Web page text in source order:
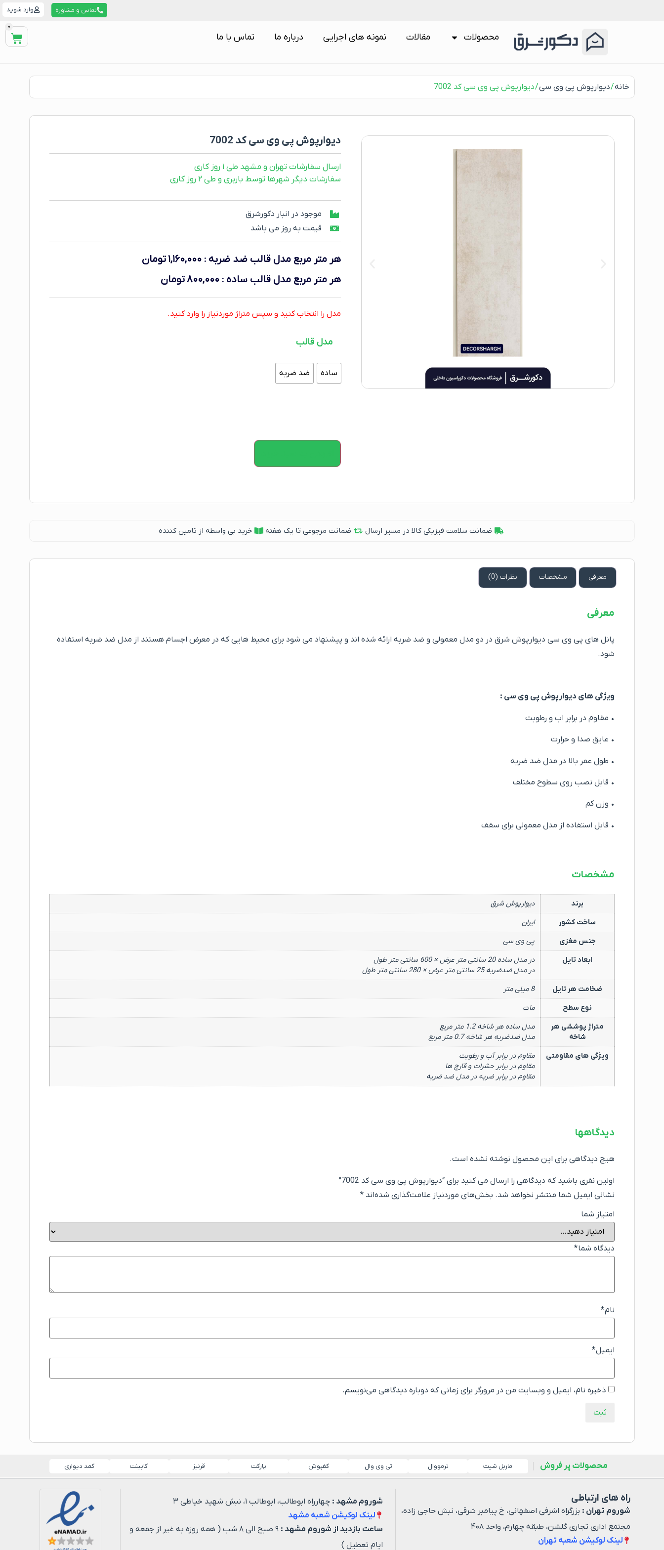
تماس و مشاوره وارد شوید
محصولات مقالات نمونه های اجرایی درباره ما تماس با ما
0
خانه/دیوارپوش پی وی سی/ دیوارپوش پی وی سی کد 7002
دیوارپوش پی وی سی کد 7002
ارسال سفارشات تهران و مشهد طی ۱ روز کاری
سفارشات دیگر شهرها توسط باربری و طی ۲ روز کاری
موجود در انبار دکورشرق
قیمت به روز می باشد
هر متر مربع مدل قالب ضد ضربه : ۱,۱۶۰,۰۰۰تومان
هر متر مربع مدل قالب ساده : ۸۰۰,۰۰۰تومان
مدل را انتخاب کنید و سپس متراژ موردنیاز را وارد کنید.
مدل قالب
ساده ضد ضربه
ضمانت سلامت فیزیکی کالا در مسیر ارسال ضمانت مرجوعی تا یک هفته خرید بی واسطه از تامین کننده
معرفی مشخصات نظرات (0)
معرفی
پانل های پی وی سی دیوارپوش شرق در دو مدل معمولی و ضد ضربه ارائه شده اند و پیشنهاد می شود برای محیط هایی که در معرض اجسام هستند از مدل ضد ضربه استفاده
شود.
ویژگی های دیوارپوش پی وی سی :
• مقاوم در برابر اب و رطوبت
• عایق صدا و حرارت
• طول عمر بالا در مدل ضد ضربه
• قابل نصب روی سطوح مختلف
• وزن کم
• قابل استفاده از مدل معمولی برای سقف
مشخصات
برند
دیوارپوش شرق
ساخت کشور
ایران
جنس مغزی
پی وی سی
ابعاد تایل
در مدل ساده 20 سانتی متر عرض × 600 سانتی متر طول
در مدل ضدضربه 25 سانتی متر عرض × 280 سانتی متر طول
ضخامت هر تایل
8 میلی متر
نوع سطح
مات
متراژ پوششی هر
شاخه
مدل ساده هر شاخه 1.2 متر مربع
مدل ضدضربه هر شاخه 0.7 متر مربع
ویژگی های مقاومتی
مقاوم در برابر آب و رطوبت
مقاوم در برابر حشرات و قارچ ها
مقاوم در برابر ضربه در مدل ضد ضربه
دیدگاهها
هیچ دیدگاهی برای این محصول نوشته نشده است.
اولین نفری باشید که دیدگاهی را ارسال می کنید برای “دیوارپوش پی وی سی کد 7002”
نشانی ایمیل شما منتشر نخواهد شد. بخش‌های موردنیاز علامت‌گذاری شده‌اند *
امتیاز شما
دیدگاه شما*
نام*
ایمیل*
ذخیره نام، ایمیل و وبسایت من در مرورگر برای زمانی که دوباره دیدگاهی می‌نویسم.
محصولات پر فروش ماربل شیت ترمووال تی وی وال کفپوش پارکت قرنیز کابینت کمد دیواری
راه های ارتباطی
شوروم تهران : بزرگراه اشرفی اصفهانی، خ پیامبر شرقی، نبش حاجی زاده،
مجتمع اداری تجاری گلشن، طبقه چهارم، واحد ۴۰۸
لینک لوکیشن شعبه تهران
شوروم مشهد : چهارراه ابوطالب، ابوطالب ۱، نبش شهید خیاطی ۳
لینک لوکیشن شعبه مشهد
ساعت بازدید از شوروم مشهد :
۹ صبح الی ۸ شب ( همه روزه به غیر از جمعه و
ایام تعطیل )